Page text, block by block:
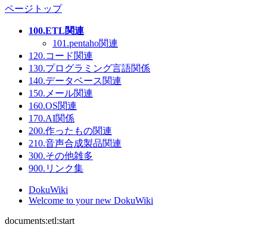
ページトップ
100.ETL関連
101.pentaho関連
120.コード関連
130.プログラミング言語関係
140.データベース関連
150.メール関連
160.OS関連
170.AI関係
200.作ったもの関連
210.音声合成製品関連
300.その他雑多
900.リンク集
DokuWiki
Welcome to your new DokuWiki
documents:etl:start